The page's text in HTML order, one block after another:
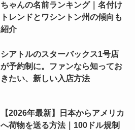
ちゃんの名前ランキング｜名付け
トレンドとワシントン州の傾向も
紹介
シアトルのスターバックス1号店
が予約制に。ファンなら知ってお
きたい、新しい入店方法
【2026年最新】日本からアメリカ
へ荷物を送る方法｜100ドル規制